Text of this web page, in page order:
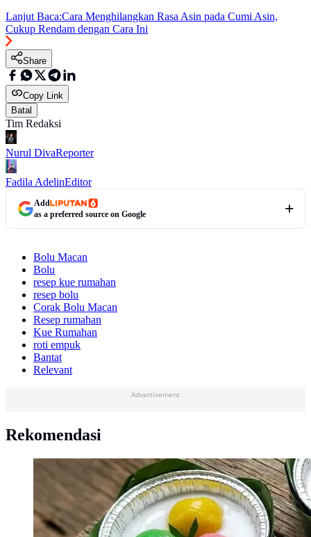
Lanjut Baca:Cara Menghilangkan Rasa Asin pada Cumi Asin,
Cukup Rendam dengan Cara Ini
Share
Copy Link
Batal
Tim Redaksi
Nurul DivaReporter
Fadila AdelinEditor
Add
as a preferred source on Google
Bolu Macan
Bolu
resep kue rumahan
resep bolu
Corak Bolu Macan
Resep rumahan
Kue Rumahan
roti empuk
Bantat
Relevant
Advertisement
Rekomendasi